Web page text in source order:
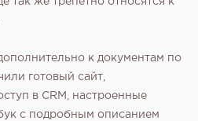
так же трепетно относятся к
к документам по
готовый сайт,
в CRM, настроенные
с подробным описанием